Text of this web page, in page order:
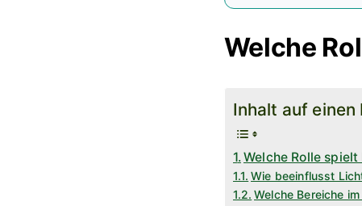
Welche
Inhalt auf einen
Welche Rolle
Wie beeinflusst
Welche Bereiche